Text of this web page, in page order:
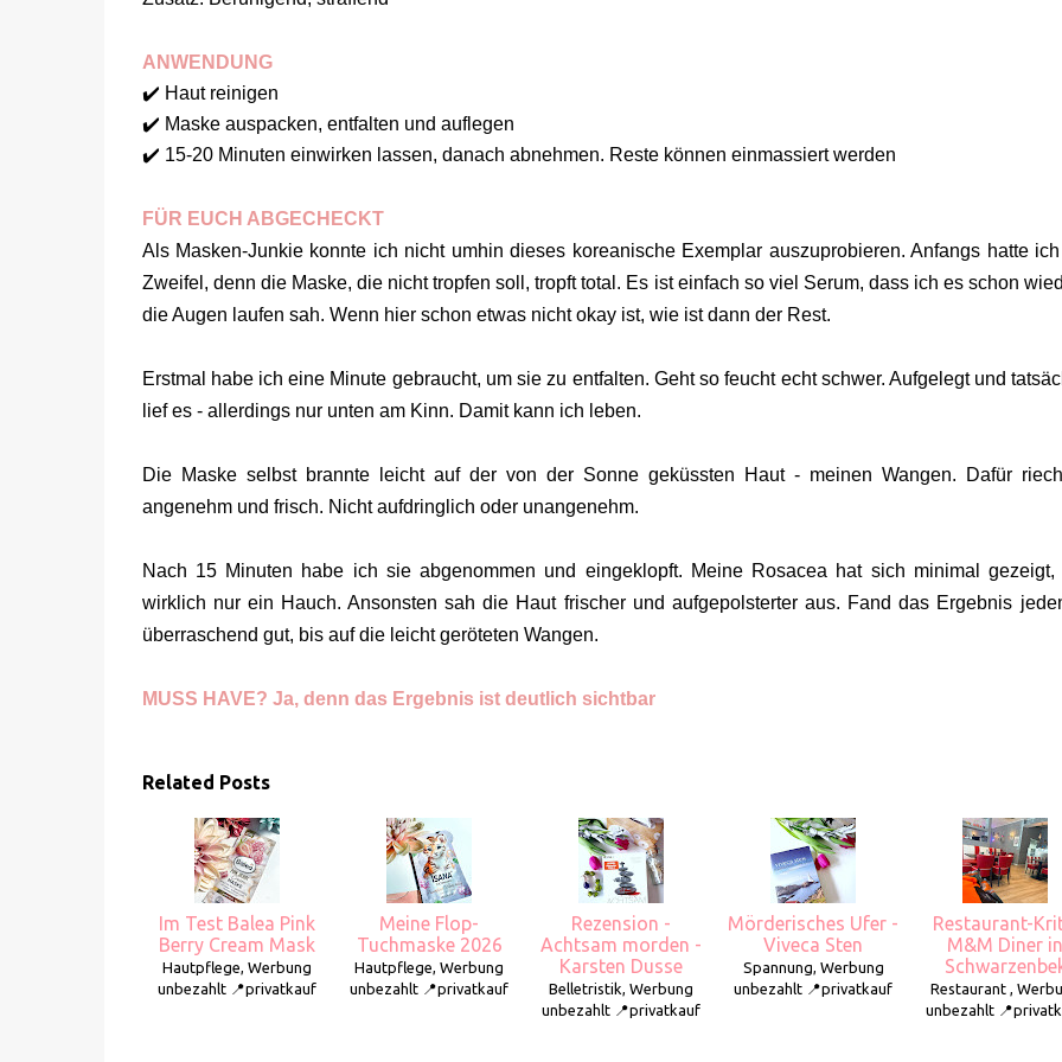
ANWENDUNG
✔️ Haut reinigen
✔️ Maske auspacken, entfalten und auflegen
✔️ 15-20 Minuten einwirken lassen, danach abnehmen. Reste können einmassiert werden
FÜR EUCH ABGECHECKT
Als Masken-Junkie konnte ich nicht umhin dieses koreanische Exemplar auszuprobieren. Anfangs hatte
Zweifel, denn die Maske, die nicht tropfen soll, tropft total. Es ist einfach so viel Serum, dass ich es schon
die Augen laufen sah. Wenn hier schon etwas nicht okay ist, wie ist dann der Rest.
Erstmal habe ich eine Minute gebraucht, um sie zu entfalten. Geht so feucht echt schwer. Aufgelegt und
lief es - allerdings nur unten am Kinn. Damit kann ich leben.
Die Maske selbst brannte leicht auf der von der Sonne geküssten Haut - meinen Wangen. Dafür
angenehm und frisch. Nicht aufdringlich oder unangenehm.
Nach 15 Minuten habe ich sie abgenommen und eingeklopft. Meine Rosacea hat sich minimal gezeigt,
wirklich nur ein Hauch. Ansonsten sah die Haut frischer und aufgepolsterter aus. Fand das Ergebnis
überraschend gut, bis auf die leicht geröteten Wangen.
MUSS HAVE? Ja, denn das Ergebnis ist deutlich sichtbar
Related Posts
Im Test Balea Pink
Berry Cream Mask
Hautpflege, Werbung
unbezahlt 📍privatkauf
Meine Flop-
Tuchmaske 2026
Hautpflege, Werbung
unbezahlt 📍privatkauf
Rezension -
Achtsam morden -
Karsten Dusse
Belletristik, Werbung
unbezahlt 📍privatkauf
Mörderisches Ufer -
Viveca Sten
Spannung, Werbung
unbezahlt 📍privatkauf
Restaurant-
M&M Diner in
Restaurant ,
unbezahlt